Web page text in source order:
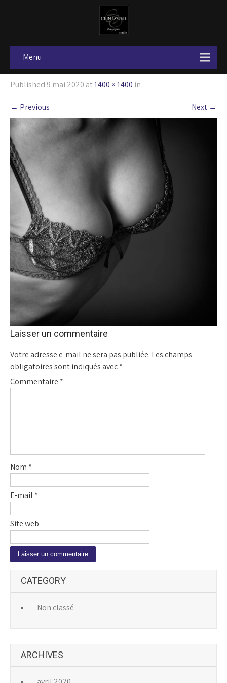
Menu
Published 9 mai 2020 at1400 × 1400 in
← Previous Next →
Laisser un commentaire
Votre adresse e-mail ne sera pas publiée. Les champs
obligatoires sont indiqués avec*
Commentaire *
Nom *
E-mail *
Site web
t
i
CATEGORY
Non classé
ARCHIVES